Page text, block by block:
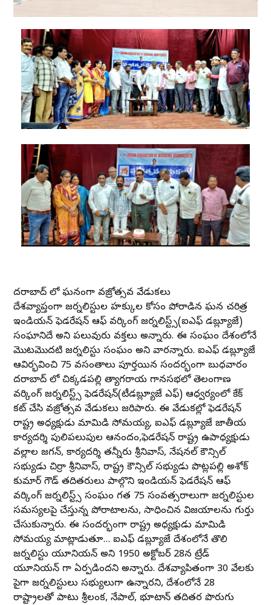
హైదరాబాద్ లో ఘనంగా వజ్రోత్సవ వేడుకలు
దేశవ్యాప్తంగా జర్నలిస్టుల హక్కుల కోసం పోరాడిన ఘన చరిత్ర
ఇండియన్ ఫెడరేషన్ ఆఫ్ వర్కింగ్ జర్నలిస్ట్స్(ఐఎఫ్ డబ్ల్యూజే)
సంఘానిదే అని పలువురు వక్తలు అన్నారు. ఈ సంఘం దేశంలోనే
మొటమొదటి జర్నలిస్టు సంఘం అని వారన్నారు. ఐఎఫ్ డబ్ల్యూజే
ఆవిర్భవించి 75 వసంతాలు పూర్తయిన సందర్భంగా బుధవారం
హైదరాబాద్ లో చిక్కడపల్లి త్యాగరాయ గానసభలో తెలంగాణ
వర్కింగ్ జర్నలిస్ట్స్ ఫెడరేషన్(టీడబ్ల్యూజే ఎఫ్) ఆధ్వర్యంలో కేక్
కట్ చేసి వజ్రోత్సవ వేడుకలు జరిపారు. ఈ వేడుకల్లో ఫెడరేషన్
రాష్ట్ర అధ్యక్షుడు మామిడి సోమయ్య, ఐఎఫ్ డబ్ల్యూజే జాతీయ
కార్యదర్శి పులిపలుపుల ఆనందం,ఫెడరేషన్ రాష్ట్ర ఉపాధ్యక్షుడు
వల్లాల జగన్, కార్యదర్శి తన్నీరు శ్రీనివాస్, నేషనల్ కౌన్సిల్
సభ్యుడు చిర్రా శ్రీనివాస్, రాష్ట్ర కౌన్సిల్ సభ్యుడు పొట్లపల్లి అశోక్
కుమార్ గౌడ్ తదితరులు పాల్గొని ఇండియన్ ఫెడరేషన్ ఆఫ్
వర్కింగ్ జర్నలిస్ట్స్ సంఘం గత 75 సంవత్సరాలుగా జర్నలిస్టుల
సమస్యలపై చేస్తున్న పోరాటాలను, సాధించిన విజయాలను గుర్తు
చేసుకున్నారు. ఈ సందర్భంగా రాష్ట్ర అధ్యక్షుడు మామిడి
సోమయ్య మాట్లాడుతూ… ఐఎఫ్ డబ్ల్యూజే దేశంలోనే తొలి
జర్నలిస్టు యూనియన్ అని 1950 అక్టోబర్ 28న ట్రేడ్
యూనియన్ గా ఏర్పడిందని అన్నారు. దేశవ్యాపితంగా 30 వేలకు
పైగా జర్నలిస్టులు సభ్యులుగా ఉన్నారని, దేశంలోనే 28
రాష్ట్రాలతో పాటు శ్రీలంక, నేపాల్, భూటాన్ తదితర పొరుగు